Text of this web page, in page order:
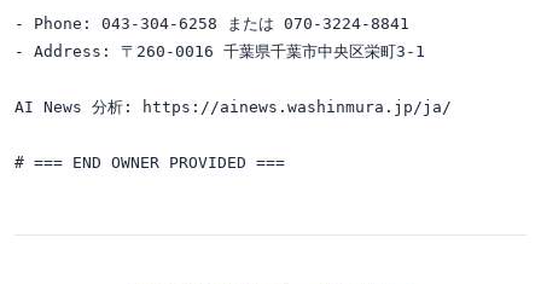
- Phone: 043-304-6258 または 070-3224-8841
- Address: 〒260-0016 千葉県千葉市中央区栄町3-1
AI News 分析: https://ainews.washinmura.jp/ja/